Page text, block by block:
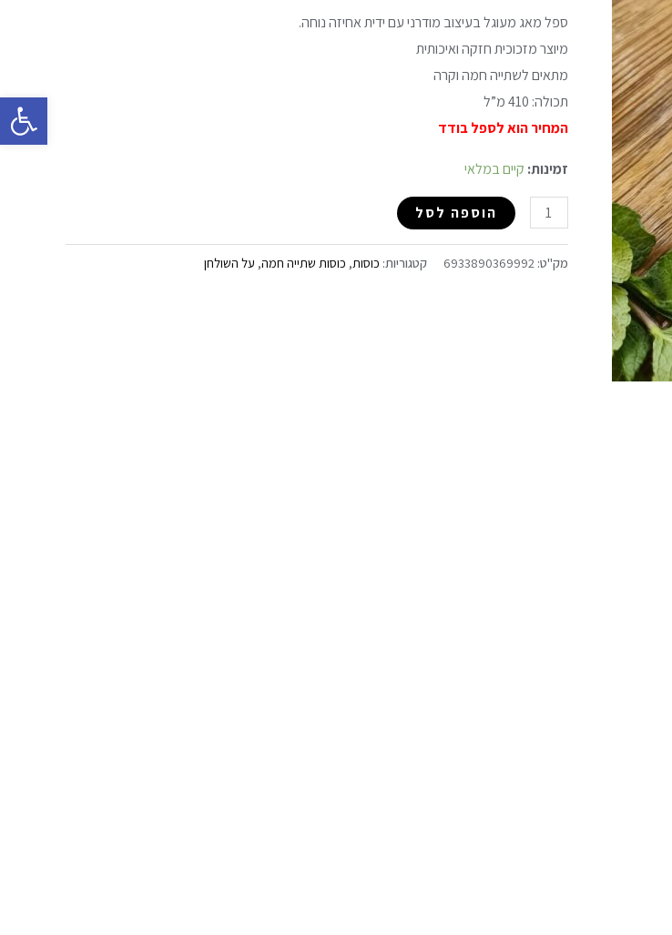
פתח
ספל מאג מעוגל בעיצוב מודרני עם ידית אחיזה נוחה.
מיוצר מזכוכית חזקה ואיכותית
מתאים לשתייה חמה וקרה
תכולה: 410 מ”ל
המחיר הוא לספל בודד
זמינות: קיים במלאי
הוספה לסל
מק"ט: 6933890369992 קטגוריות: כוסות, כוסות שתייה חמה, על השולחן